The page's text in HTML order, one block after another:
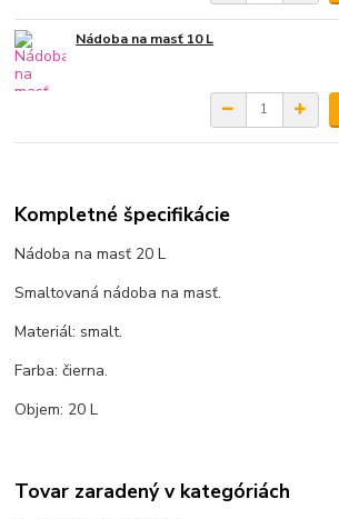
Nádoba na masť 10 L
Kompletné špecifikácie
Nádoba na masť 20 L
Smaltovaná nádoba na masť.
Materiál: smalt.
Farba: čierna.
Objem: 20 L
Tovar zaradený v kategóriách